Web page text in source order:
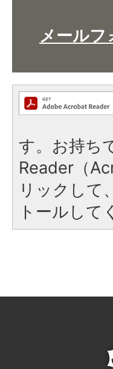
メールフ
す。お持ち
Reader（
リックして
トールして